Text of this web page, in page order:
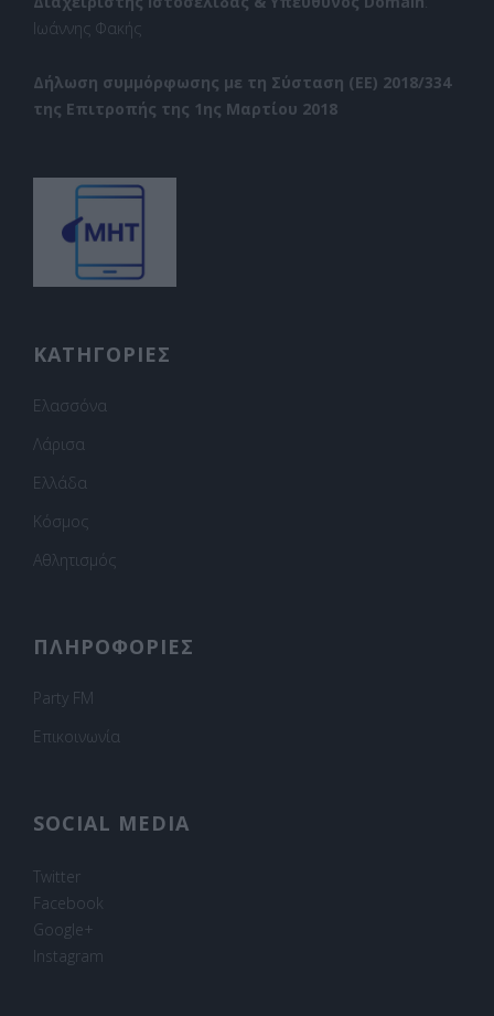
Ιωάννης Φακής
Δήλωση συμμόρφωσης με τη Σύσταση (ΕΕ) 2018/334
της Επιτροπής της 1ης Μαρτίου 2018
ΚΑΤΗΓΟΡΙΕΣ
Ελασσόνα
Λάρισα
Ελλάδα
Κόσμος
Αθλητισμός
ΠΛΗΡΟΦΟΡΙΕΣ
Party FM
Επικοινωνία
SOCIAL MEDIA
Twitter
Facebook
Google+
Instagram